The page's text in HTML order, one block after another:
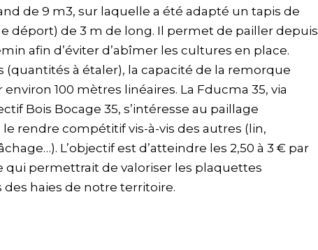
de 9 m3, sur laquelle a été adapté un tapis de
déport) de 3 m de long. Il permet de pailler depuis
afin d’éviter d’abîmer les cultures en place.
(quantités à étaler), la capacité de la remorque
100 mètres linéaires. La Fducma 35, via
Bois Bocage 35, s’intéresse au paillage
rendre compétitif vis-à-vis des autres (lin,
L’objectif est d’atteindre les 2,50 à 3 € par
qui permettrait de valoriser les plaquettes
des haies de notre territoire.